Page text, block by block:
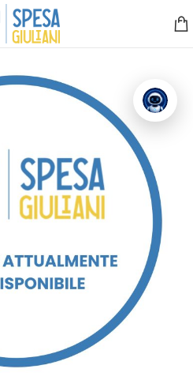
qui e ti richiamiamo noi